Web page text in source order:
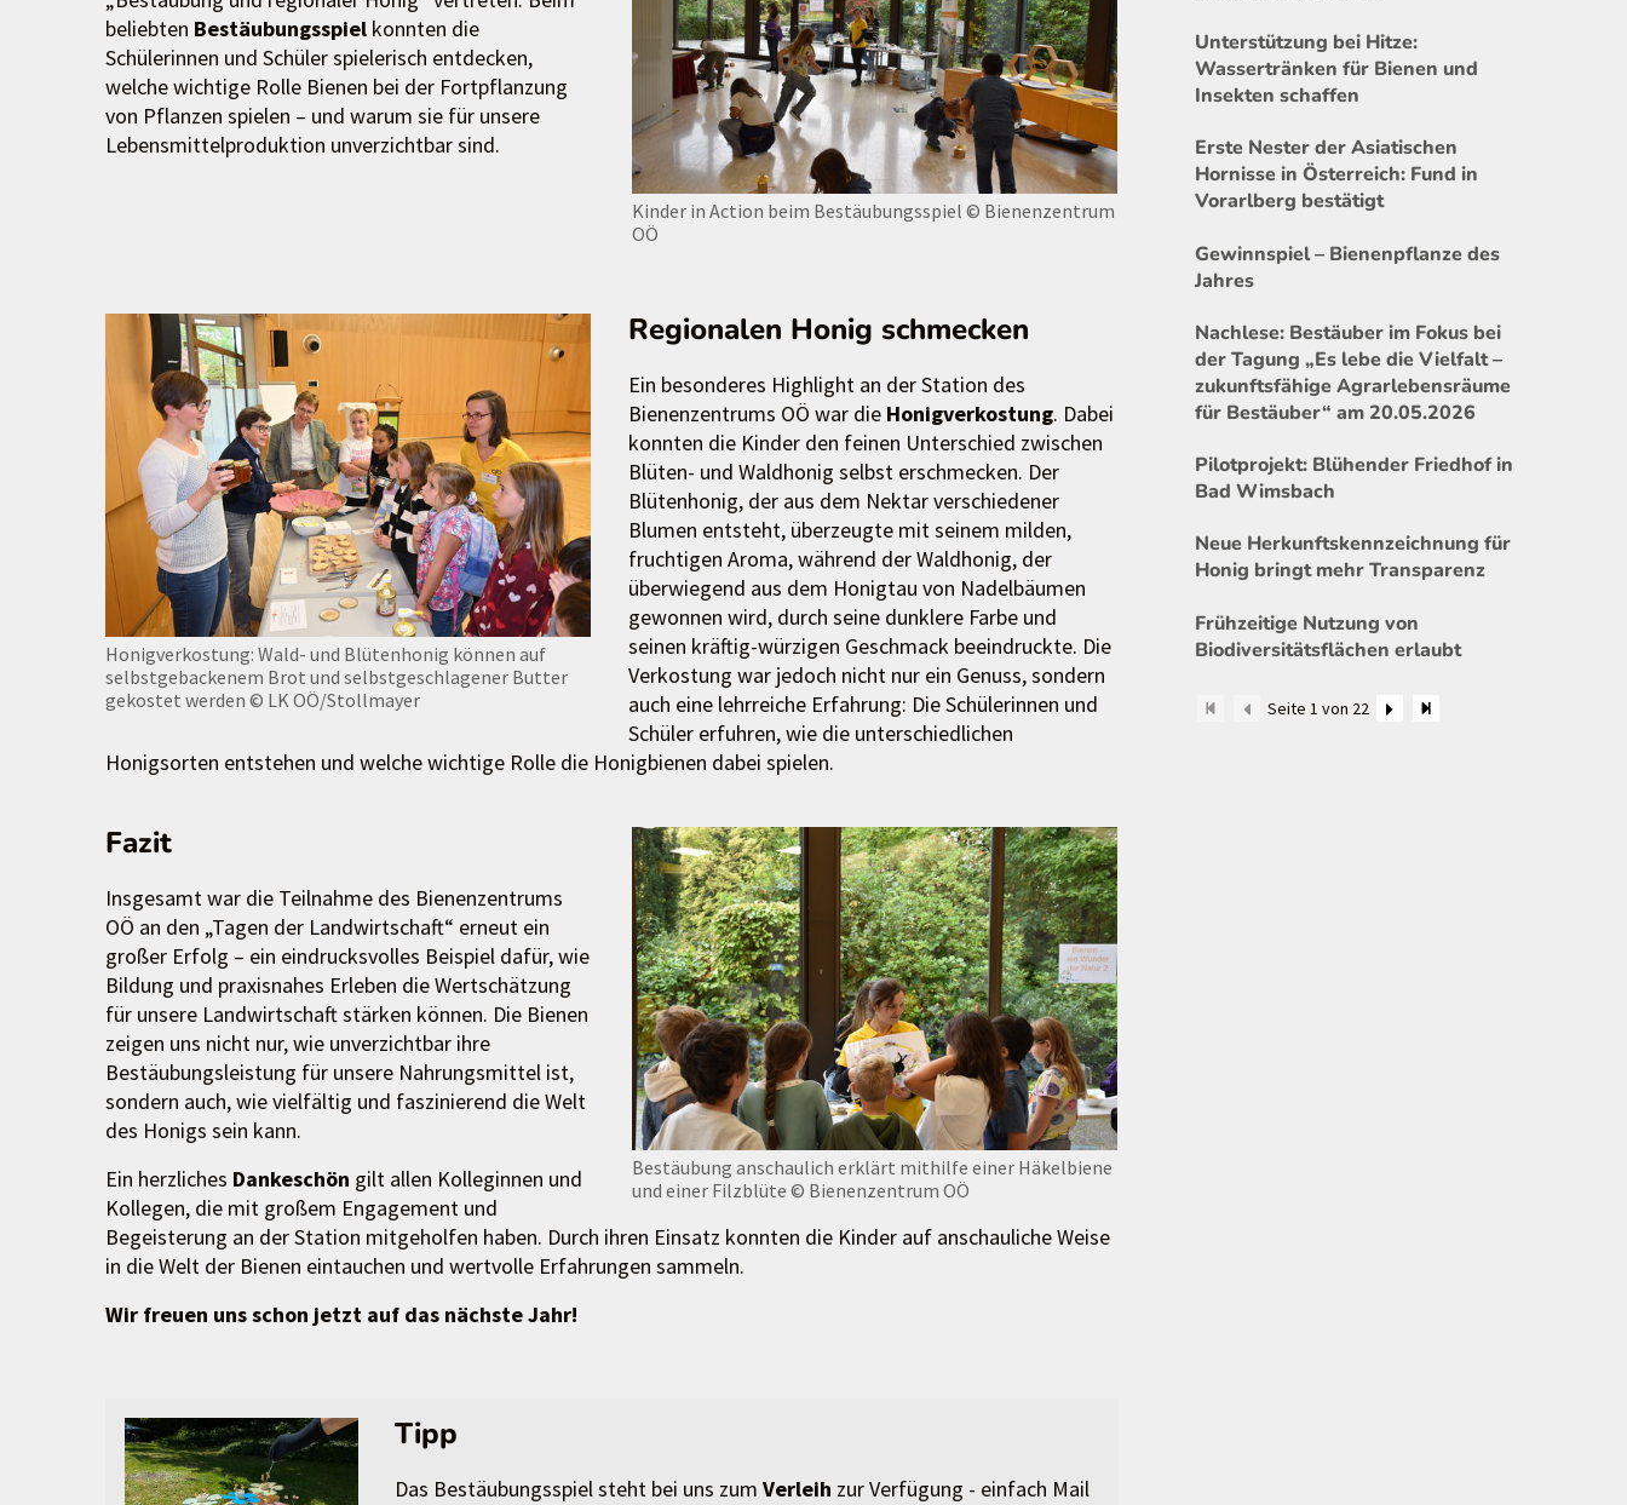
Kinder in Action beim Bestäubungsspiel © Bienenzentrum
OÖ
beliebten Bestäubungsspiel konnten die
Schülerinnen und Schüler spielerisch entdecken,
welche wichtige Rolle Bienen bei der Fortpflanzung
von Pflanzen spielen – und warum sie für unsere
Lebensmittelproduktion unverzichtbar sind.
Honigverkostung: Wald- und Blütenhonig können auf
selbstgebackenem Brot und selbstgeschlagener Butter
gekostet werden © LK OÖ/Stollmayer
Regionalen Honig schmecken
Ein besonderes Highlight an der Station des
Bienenzentrums OÖ war die Honigverkostung. Dabei
konnten die Kinder den feinen Unterschied zwischen
Blüten- und Waldhonig selbst erschmecken. Der
Blütenhonig, der aus dem Nektar verschiedener
Blumen entsteht, überzeugte mit seinem milden,
fruchtigen Aroma, während der Waldhonig, der
überwiegend aus dem Honigtau von Nadelbäumen
gewonnen wird, durch seine dunklere Farbe und
seinen kräftig-würzigen Geschmack beeindruckte. Die
Verkostung war jedoch nicht nur ein Genuss, sondern
auch eine lehrreiche Erfahrung: Die Schülerinnen und
Schüler erfuhren, wie die unterschiedlichen
Honigsorten entstehen und welche wichtige Rolle die Honigbienen dabei spielen.
Bestäubung anschaulich erklärt mithilfe einer Häkelbiene
und einer Filzblüte © Bienenzentrum OÖ
Fazit
Insgesamt war die Teilnahme des Bienenzentrums
OÖ an den „Tagen der Landwirtschaft“ erneut ein
großer Erfolg – ein eindrucksvolles Beispiel dafür, wie
Bildung und praxisnahes Erleben die Wertschätzung
für unsere Landwirtschaft stärken können. Die Bienen
zeigen uns nicht nur, wie unverzichtbar ihre
Bestäubungsleistung für unsere Nahrungsmittel ist,
sondern auch, wie vielfältig und faszinierend die Welt
des Honigs sein kann.
Ein herzliches Dankeschön gilt allen Kolleginnen und
Kollegen, die mit großem Engagement und
Begeisterung an der Station mitgeholfen haben. Durch ihren Einsatz konnten die Kinder auf anschauliche Weise
in die Welt der Bienen eintauchen und wertvolle Erfahrungen sammeln.
Wir freuen uns schon jetzt auf das nächste Jahr!
Tipp
Das Bestäubungsspiel steht bei uns zumVerleih zur Verfügung - einfach Mail
Unterstützung bei Hitze:
Wassertränken für Bienen und
Insekten schaffen
Erste Nester der Asiatischen
Hornisse in Österreich: Fund in
Vorarlberg bestätigt
Gewinnspiel – Bienenpflanze des
Jahres
Nachlese: Bestäuber im Fokus bei
der Tagung „Es lebe die Vielfalt –
zukunftsfähige Agrarlebensräume
für Bestäuber“ am 20.05.2026
Pilotprojekt: Blühender Friedhof in
Bad Wimsbach
Neue Herkunftskennzeichnung für
Honig bringt mehr Transparenz
Frühzeitige Nutzung von
Biodiversitätsflächen erlaubt
Seite 1 von 22